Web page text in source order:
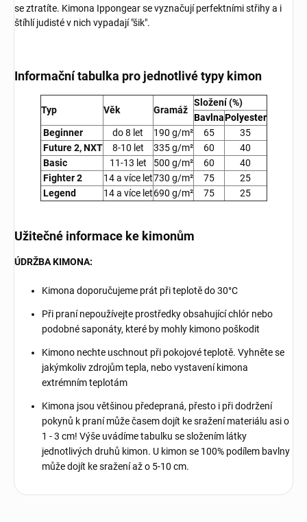
se ztratíte. Kimona Ippongear se vyznačují perfektními střihy a i
štíhlí judisté v nich vypadají "šik".
Informační tabulka pro jednotlivé typy kimon
Typ Věk Gramáž
Složení (%)
BavlnaPolyester
Beginner
do 8 let 190 g/m² 65
35
Future 2, NXT
8-10 let 335g/m² 60
40
Basic
11-13 let 500 g/m² 60
40
Fighter 2
14 a více let730 g/m² 75
25
Legend
14 a více let690 g/m² 75 25
Užitečné informace ke kimonům
ÚDRŽBA KIMONA:
Kimona doporučujeme prát při teplotě do 30°C
Při praní nepoužívejte prostředky obsahující chlór nebo
podobné saponáty, které by mohly kimono poškodit
Kimono nechte uschnout při pokojové teplotě. Vyhněte se
jakýmkoliv zdrojům tepla, nebo vystavení kimona
extrémním teplotám
Kimona jsou většinou předepraná, přesto i při dodržení
pokynů k praní může časem dojít ke sražení materiálu asi o
1 - 3 cm! Výše uvádíme tabulku se složením látky
jednotlivých druhů kimon. U kimon se 100% podílem bavlny
může dojít ke sražení až o 5-10 cm.